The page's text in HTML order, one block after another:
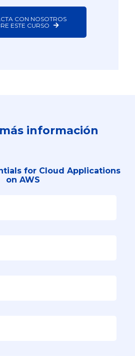
CON NOSOTROS
ESTE CURSO
información
for Cloud Applications
on AWS